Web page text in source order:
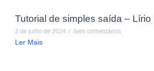
Tutorial de simples saída – Lírio
2 de julho de 2024 / Sem comentários
Ler Mais